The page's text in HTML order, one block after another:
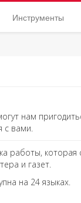
Инструменты
нам
с вами.
работы,
и газет.
на 24 языках.